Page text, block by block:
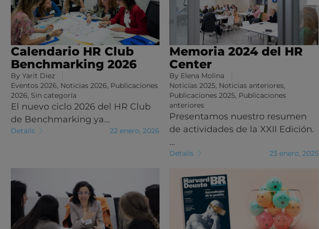
Calendario HR Club
Benchmarking 2026
By Yarit Diez
Eventos 2026, Noticias 2026, Publicaciones
2026, Sin categoría
El nuevo ciclo 2026 del HR Club
de Benchmarking ya…
Details 22 enero, 2026
Memoria 2024 del HR
Center
By Elena Molina
Noticias 2025, Noticias anteriores,
Publicaciones 2025, Publicaciones
anteriores
Presentamos nuestro resumen
de actividades de la XXII Edición.
…
Details 23 enero, 2025